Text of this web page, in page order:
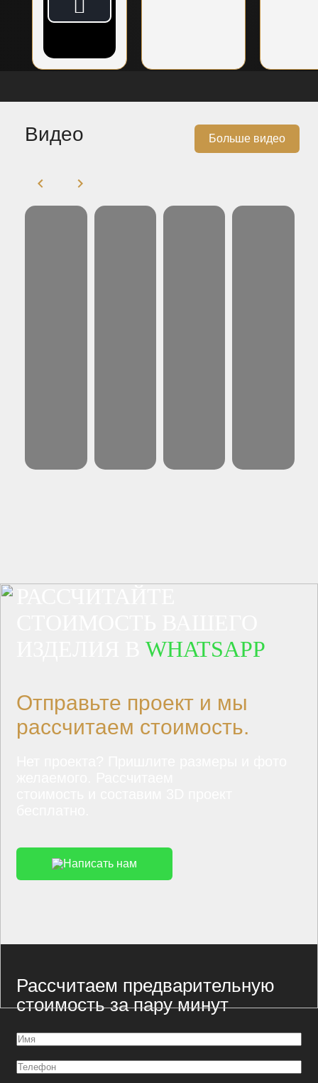
Видео Больше видео
ИЗДЕЛИЯ ВWHATSAPP
Отправьте проект и мы
рассчитаем стоимость.
Написать нам
Рассчитаем предварительную
стоимость за пару минут
Имя
Телефон